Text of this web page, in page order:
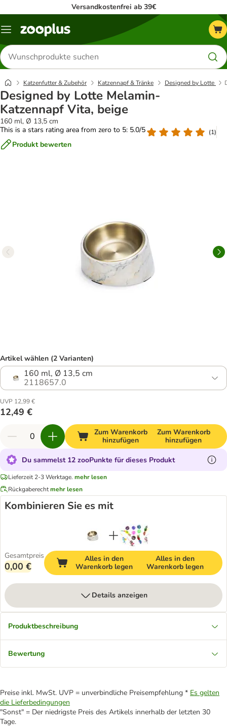
Versandkostenfrei ab 39€
Menü
Produkte
suchen
Katzenfutter & Zubehör Katzennapf & Tränke Designed by Lotte
Designed by Lotte Melamin-
Katzennapf Vita, beige
160 ml, Ø 13,5 cm
This is a stars rating area from zero to 5: 5.0/5
(1)
Produkt bewerten
Artikel wählen (2 Varianten)
160 ml, Ø 13,5 cm
2118657.0
UVP 12,99 €
12,49 €
Zum Warenkorb
hinzufügen
Zum Warenkorb
hinzufügen
Du sammelst 12 zooPunkte für dieses Produkt
Lieferzeit 2-3 Werktage. mehr lesen
Rückgaberechtmehr lesen
Kombinieren Sie es mit
Gesamtpreis
0,00 €
Alles in den
Warenkorb legen
Alles in den
Warenkorb legen
Details anzeigen
Produktbeschreibung
Bewertung
Preise inkl. MwSt. UVP = unverbindliche Preisempfehlung * Es gelten
die Lieferbedingungen
"Sonst" = Der niedrigste Preis des Artikels innerhalb der letzten 30
Tage.